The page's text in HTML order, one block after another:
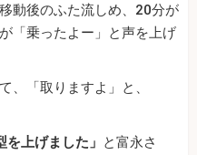
動後のふた流しめ、20分が
「乗ったよー」と声を上げ
、「取りますよ」と、
上げました」 と富永さ